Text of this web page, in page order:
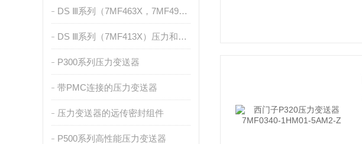
DS Ⅲ系列（7MF463X，7MF4912，7MF2741）液位测量
DS Ⅲ系列（7MF413X）压力和绝压测量，带前置膜片
P300系列压力变送器
带PMC连接的压力变送器
压力变送器的远传密封组件
P500系列高性能压力变送器